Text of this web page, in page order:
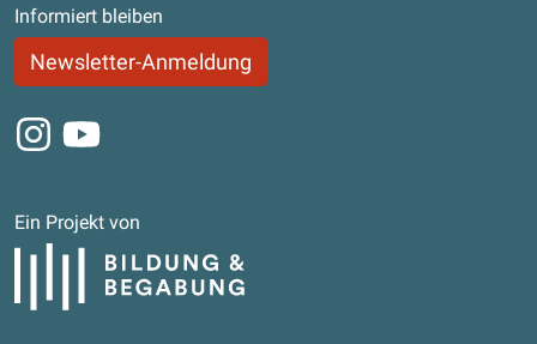
Informiert bleiben
Newsletter-Anmeldung
Instagram
Youtube
Ein Projekt von
Bildung und Begabung